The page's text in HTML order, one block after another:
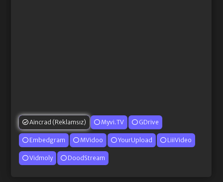
Aincrad (Reklamsız) Myvi.TV GDrive
Embedgram MVidoo YourUpload LiiiVideo
Vidmoly DoodStream